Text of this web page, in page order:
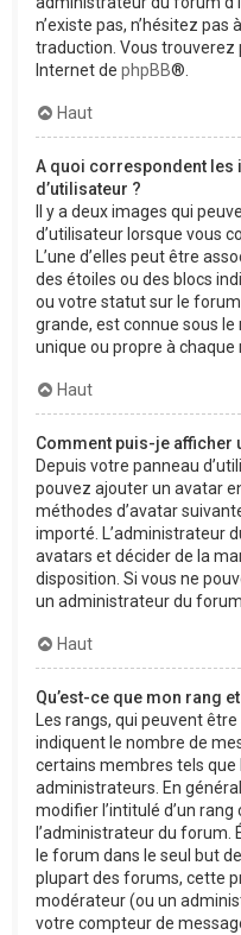
n’existe pas, n’hésitez
traduction. Vous trouverez
Internet de phpBB®.
Haut
A quoi correspondent les
d’utilisateur ?
Il y a deux images qui
d’utilisateur lorsque vous
L’une d’elles peut être
des étoiles ou des blocs
ou votre statut sur le
grande, est connue sous
unique ou propre à chaque
Haut
Comment puis-je afficher
Depuis votre panneau
pouvez ajouter un avatar
méthodes d’avatar
importé. L’administrateur
avatars et décider de la
disposition. Si vous ne
un administrateur du forum.
Haut
Qu’est-ce que mon rang
Les rangs, qui peuvent
indiquent le nombre de
certains membres tels
administrateurs. En
modifier l’intitulé d’un
l’administrateur du forum.
le forum dans le seul but
plupart des forums, cette
modérateur (ou un
votre compteur de